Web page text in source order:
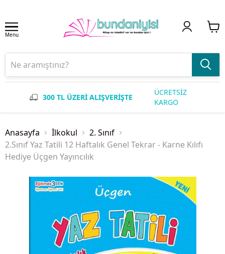
Menu
300 TL ÜZERİ ALIŞVERİŞTE
ÜCRETSİZ
KARGO
Anasayfa İlkokul
2. Sınıf
2.Sınıf Yaz Tatili 12 Haftalık Genel Tekrar - Karne Kılıfı
Hediye Üçgen Yayıncılık